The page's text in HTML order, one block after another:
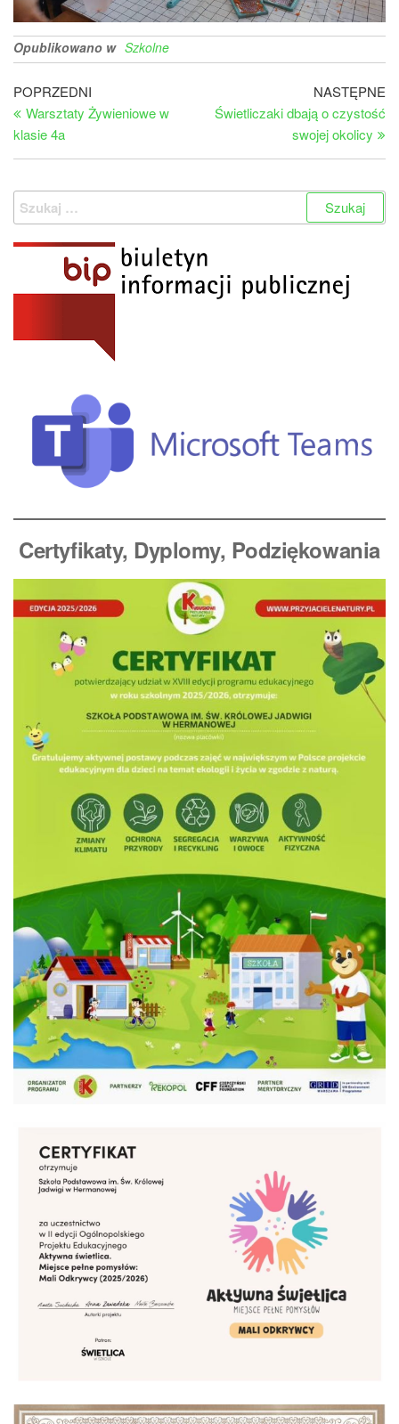
Opublikowano w Szkolne
Nawigacja
wpisu
Poprzedni
wpis
POPRZEDNI
Warsztaty Żywieniowe w
klasie 4a
NASTĘPNE
Świetliczaki dbają o czystość
swojej okolicy
Szukaj:
Certyfikaty, Dyplomy, Podziękowania